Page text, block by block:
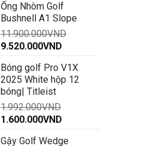
là:
14.900.000VND.là:
Ống Nhòm Golf
Bushnell A1 Slope
11.900.000VND
Giá
là:
11.900.000VND.
9.520.000VND
tại
là:
Bóng golf Pro V1X
2025 White hộp 12
bóng| Titleist
1.992.000VND
Giá
1.600.000VND
Gậy Golf Wedge